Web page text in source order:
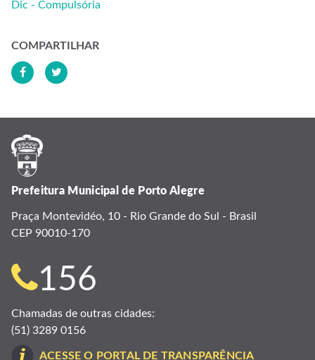
Dic - Compulsória
COMPARTILHAR
Prefeitura Municipal de Porto Alegre
Praça Montevidéo, 10 - Rio Grande do Sul - Brasil
CEP 90010-170
Telefone
para
contato:
156
Chamadas de outras cidades:
(51) 3289 0156
ACESSE O PORTAL DE TRANSPARÊNCIA